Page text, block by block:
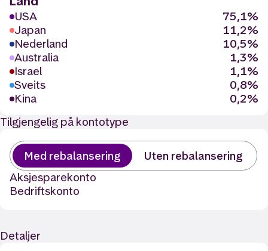
USA
75,1%
Japan
11,2%
Nederland
10,5%
Australia
1,3%
Israel
1,1%
Sveits
0,8%
Kina
0,2%
Tilgjengelig på kontotype
Med rebalansering
Uten rebalansering
Aksjesparekonto
Bedriftskonto
Detaljer